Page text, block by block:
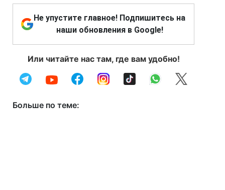
Не упустите главное! Подпишитесь на
наши обновления в Google!
Или читайте нас там, где вам удобно!
Больше по теме: